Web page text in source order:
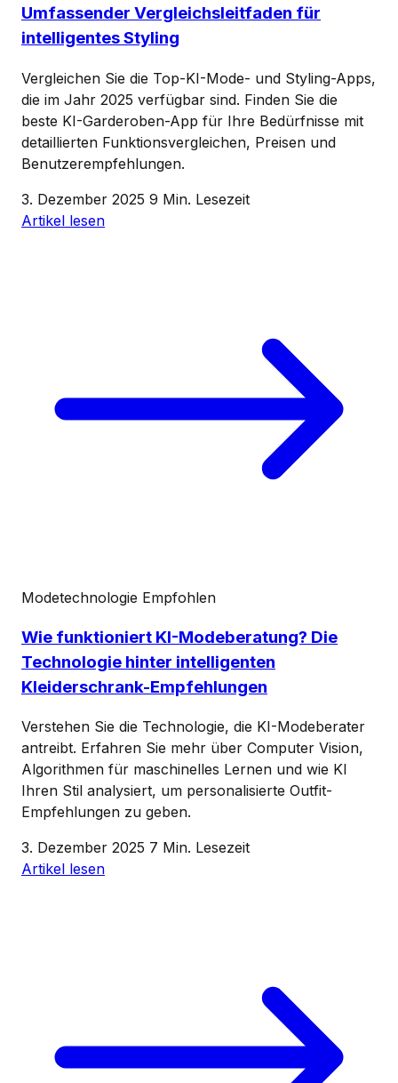
Umfassender Vergleichsleitfaden für
intelligentes Styling
Vergleichen Sie die Top-KI-Mode- und Styling-Apps,
die im Jahr 2025 verfügbar sind. Finden Sie die
beste KI-Garderoben-App für Ihre Bedürfnisse mit
detaillierten Funktionsvergleichen, Preisen und
Benutzerempfehlungen.
3. Dezember 2025 9 Min. Lesezeit
Artikel lesen
Modetechnologie Empfohlen
Wie funktioniert KI-Modeberatung? Die
Technologie hinter intelligenten
Kleiderschrank-Empfehlungen
Verstehen Sie die Technologie, die KI-Modeberater
antreibt. Erfahren Sie mehr über Computer Vision,
Algorithmen für maschinelles Lernen und wie KI
Ihren Stil analysiert, um personalisierte Outfit-
Empfehlungen zu geben.
3. Dezember 2025 7 Min. Lesezeit
Artikel lesen